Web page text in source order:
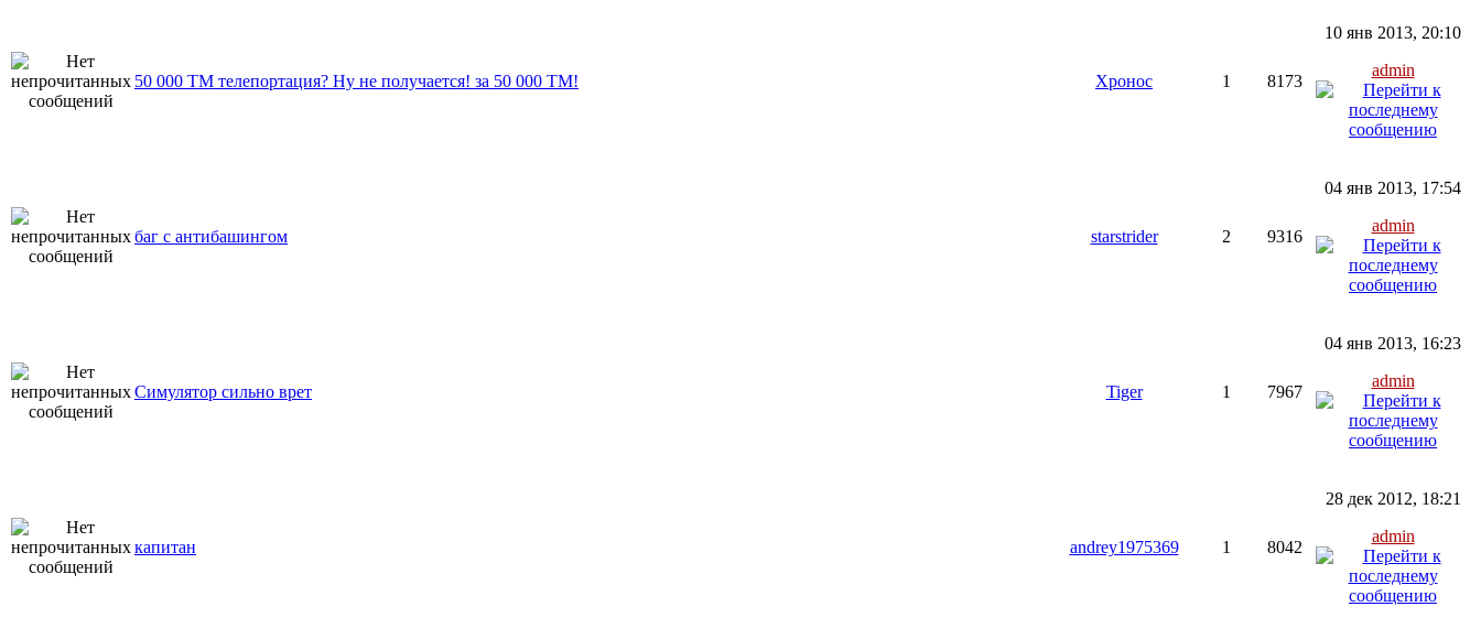
50 000 ТМ телепортация? Ну не получается! за 50 000 ТМ! Хронос 1 8173
10 янв 2013, 20:10
admin
баг с антибашингом starstrider 2 9316
04 янв 2013, 17:54
admin
Симулятор сильно врет Tiger 1 7967
04 янв 2013, 16:23
admin
капитан andrey1975369 1 8042
28 дек 2012, 18:21
admin